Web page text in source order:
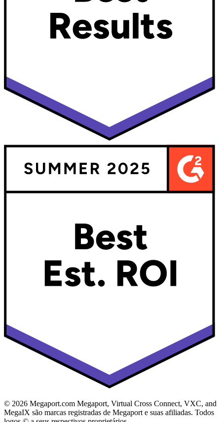
© 2026 Megaport.com Megaport, Virtual Cross Connect, VXC, and
MegaIX são marcas registradas de Megaport e suas afiliadas. Todos